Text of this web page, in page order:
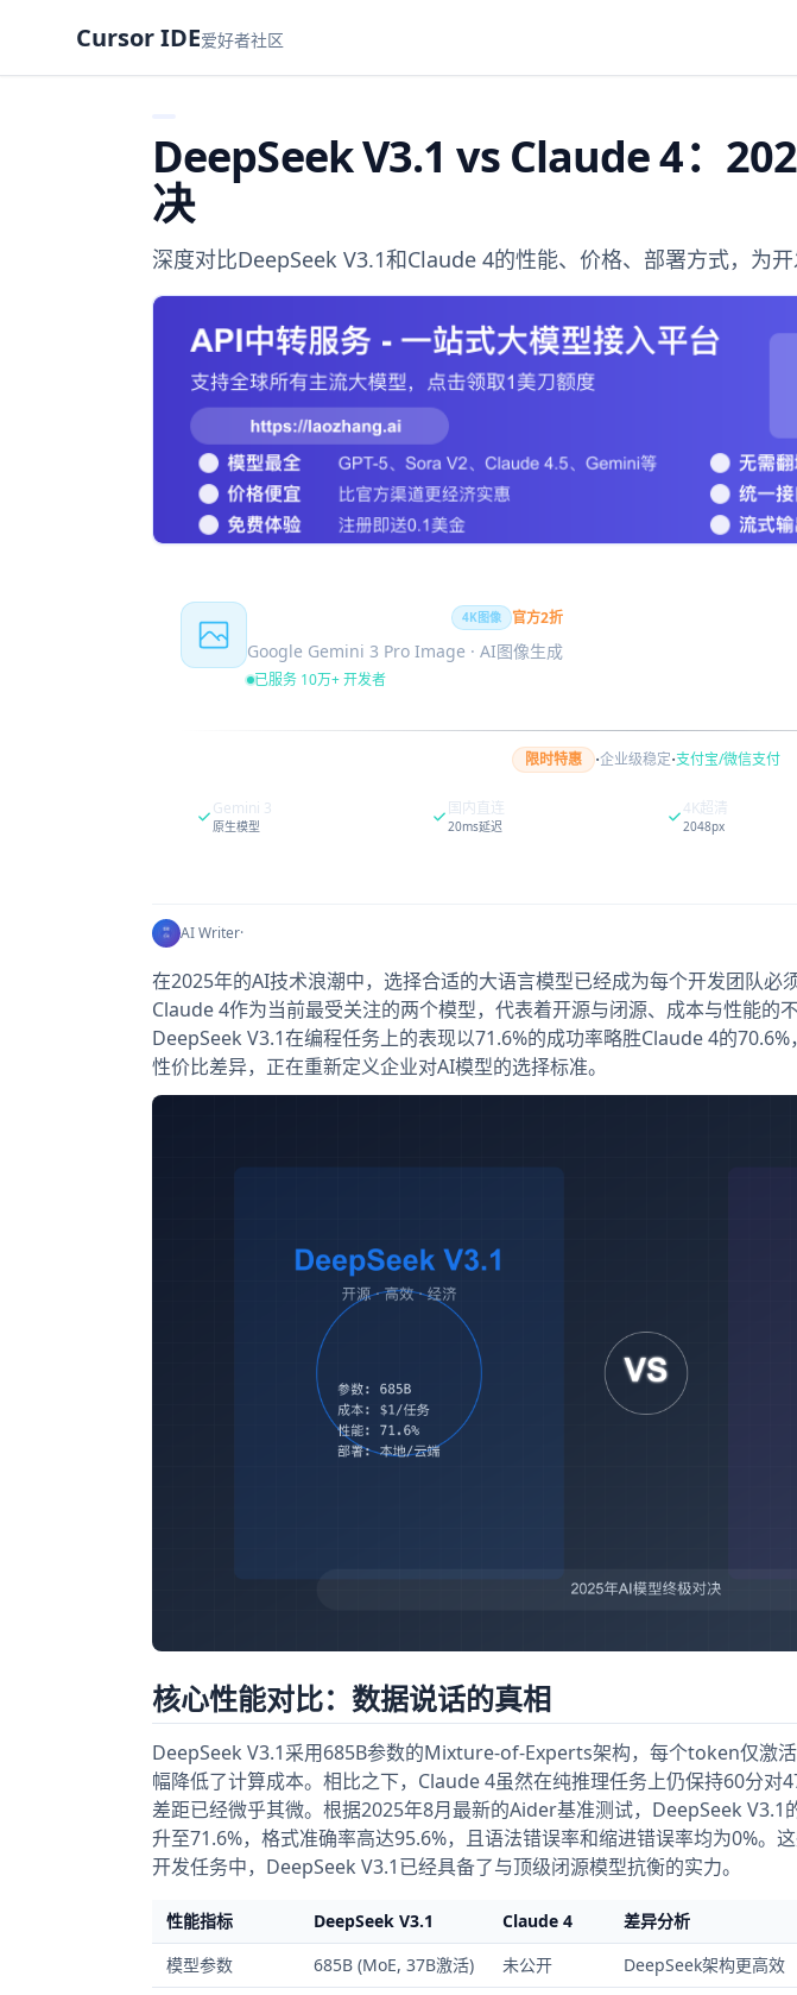
Cursor IDE爱好者社区
DeepSeek V3.1 vs Claude 4：
决
深度对比DeepSeek V3.1和Claude 4的性能、价格、部署方式，为
4K图像 官方2折
Google Gemini 3 Pro Image · AI图像生成
已服务 10万+ 开发者
限时特惠 ·企业级稳定·支付宝/微信支付
Gemini 3
原生模型
国内直连
20ms延迟
4K超清
2048px
AI Writer·
在2025年的AI技术浪潮中，选择合适的大语言模型已经成为每个开发团队必
Claude 4作为当前最受关注的两个模型，代表着开源与闭源、成本与性能的
DeepSeek V3.1在编程任务上的表现以71.6%的成功率略胜Claude 4的
性价比差异，正在重新定义企业对AI模型的选择标准。
核心性能对比：数据说话的真相
DeepSeek V3.1采用685B参数的Mixture-of-Experts架构，每个token仅激
幅降低了计算成本。相比之下，Claude 4虽然在纯推理任务上仍保持60分对
差距已经微乎其微。根据2025年8月最新的Aider基准测试，DeepSeek V3.1
升至71.6%，格式准确率高达95.6%，且语法错误率和缩进错误率均为0%。
开发任务中，DeepSeek V3.1已经具备了与顶级闭源模型抗衡的实力。
性能指标 DeepSeek V3.1 Claude 4
差异分析
模型参数
685B (MoE, 37B激活) 未公开
DeepSeek架构更高效